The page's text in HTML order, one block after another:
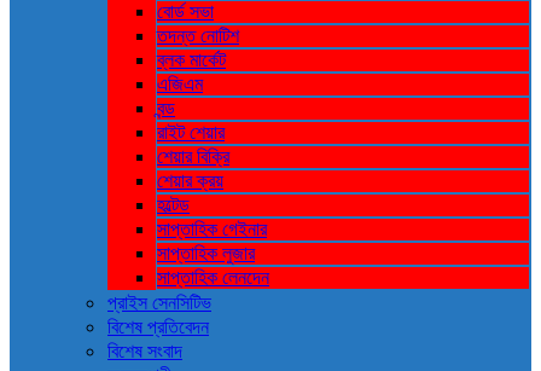
বোর্ড সভা
তদন্ত নোটিশ
ব্লক মার্কেট
এজিএম
বন্ড
রাইট শেয়ার
শেয়ার বিক্রি
শেয়ার ক্রয়
হল্টেড
সাপ্তাহিক গেইনার
সাপ্তাহিক লুজার
সাপ্তাহিক লেনদেন
প্রাইস সেনসিটিভ
বিশেষ প্রতিবেদন
বিশেষ সংবাদ